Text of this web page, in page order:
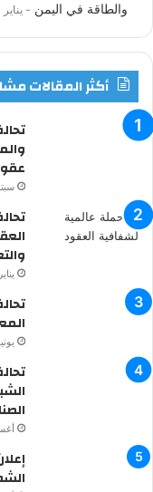
والطاقة في اليمن
يناير 11, 2025
أكثر المقالات
سبتمبر
يناير 10, 2022
يونيو 22,